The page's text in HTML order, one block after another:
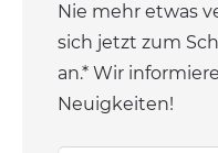
Nie mehr etwas
sich jetzt zum
an.* Wir
Neuigkeiten!